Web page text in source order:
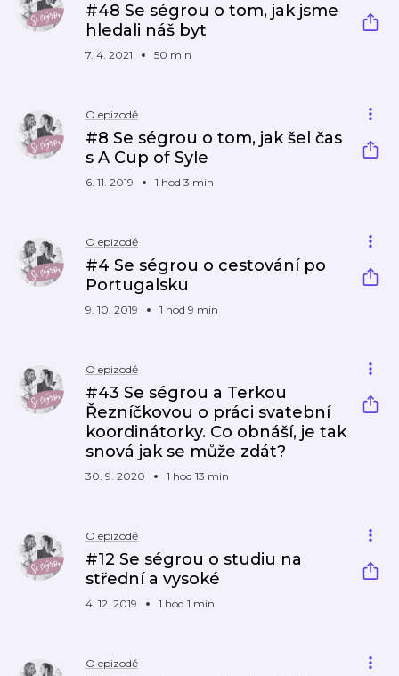
#48 Se ségrou o tom, jak jsme
hledali náš byt
7. 4. 2021 50 min
O epizodě
#8 Se ségrou o tom, jak šel čas
s A Cup of Syle
6. 11. 2019 1 hod 3 min
O epizodě
#4 Se ségrou o cestování po
Portugalsku
9. 10. 2019 1 hod 9 min
O epizodě
#43 Se ségrou a Terkou
Řezníčkovou o práci svatební
koordinátorky. Co obnáší, je tak
snová jak se může zdát?
30. 9. 2020 1 hod 13 min
O epizodě
#12 Se ségrou o studiu na
střední a vysoké
4. 12. 2019 1 hod 1 min
O epizodě